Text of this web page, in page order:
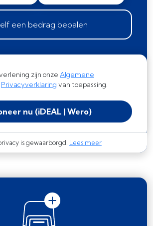
een bedrag bepalen
zijn onze Algemene
Privacyverklaring van toepassing.
nu (iDEAL | Wero)
is gewaarborgd. Lees meer